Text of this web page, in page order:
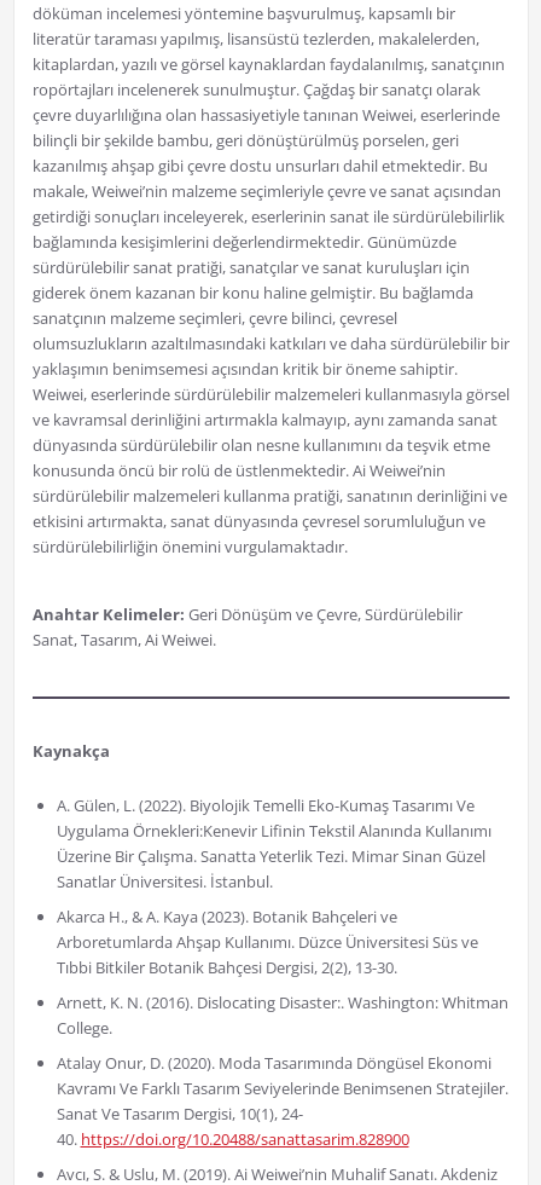
döküman incelemesi yöntemine başvurulmuş, kapsamlı bir
literatür taraması yapılmış, lisansüstü tezlerden, makalelerden,
kitaplardan, yazılı ve görsel kaynaklardan faydalanılmış, sanatçının
ropörtajları incelenerek sunulmuştur. Çağdaş bir sanatçı olarak
çevre duyarlılığına olan hassasiyetiyle tanınan Weiwei, eserlerinde
bilinçli bir şekilde bambu, geri dönüştürülmüş porselen, geri
kazanılmış ahşap gibi çevre dostu unsurları dahil etmektedir. Bu
makale, Weiwei’nin malzeme seçimleriyle çevre ve sanat açısından
getirdiği sonuçları inceleyerek, eserlerinin sanat ile sürdürülebilirlik
bağlamında kesişimlerini değerlendirmektedir. Günümüzde
sürdürülebilir sanat pratiği, sanatçılar ve sanat kuruluşları için
giderek önem kazanan bir konu haline gelmiştir. Bu bağlamda
sanatçının malzeme seçimleri, çevre bilinci, çevresel
olumsuzlukların azaltılmasındaki katkıları ve daha sürdürülebilir bir
yaklaşımın benimsemesi açısından kritik bir öneme sahiptir.
Weiwei, eserlerinde sürdürülebilir malzemeleri kullanmasıyla görsel
ve kavramsal derinliğini artırmakla kalmayıp, aynı zamanda sanat
dünyasında sürdürülebilir olan nesne kullanımını da teşvik etme
konusunda öncü bir rolü de üstlenmektedir. Ai Weiwei’nin
sürdürülebilir malzemeleri kullanma pratiği, sanatının derinliğini ve
etkisini artırmakta, sanat dünyasında çevresel sorumluluğun ve
sürdürülebilirliğin önemini vurgulamaktadır.
Anahtar Kelimeler: Geri Dönüşüm ve Çevre, Sürdürülebilir
Sanat, Tasarım, Ai Weiwei.
Kaynakça
A. Gülen, L. (2022). Biyolojik Temelli Eko-Kumaş Tasarımı Ve
Uygulama Örnekleri:Kenevir Lifinin Tekstil Alanında Kullanımı
Üzerine Bir Çalışma. Sanatta Yeterlik Tezi. Mimar Sinan Güzel
Sanatlar Üniversitesi. İstanbul.
Akarca H., & A. Kaya (2023). Botanik Bahçeleri ve
Arboretumlarda Ahşap Kullanımı. Düzce Üniversitesi Süs ve
Tıbbi Bitkiler Botanik Bahçesi Dergisi, 2(2), 13-30.
Arnett, K. N. (2016). Dislocating Disaster:. Washington: Whitman
College.
Atalay Onur, D. (2020). Moda Tasarımında Döngüsel Ekonomi
Kavramı Ve Farklı Tasarım Seviyelerinde Benimsenen Stratejiler.
Sanat Ve Tasarım Dergisi, 10(1), 24-
40. https://doi.org/10.20488/sanattasarim.828900
Avcı, S. & Uslu, M. (2019). Ai Weiwei’nin Muhalif Sanatı. Akdeniz